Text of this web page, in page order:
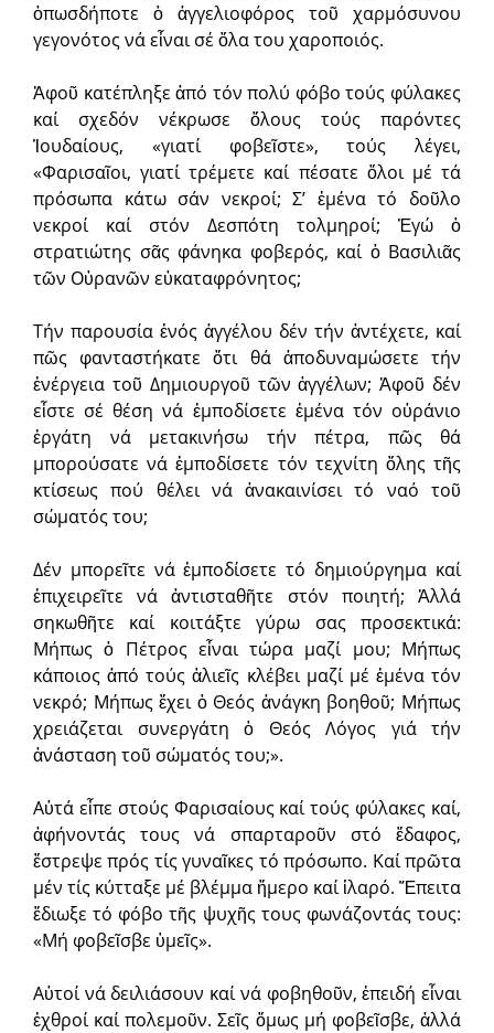
ὁπωσδήποτε ὁ ἀγγελιοφόρος τοῦ χαρμόσυνου
γεγονότος νά εἶναι σέ ὅλα του χαροποιός.
Ἀφοῦ κατέπληξε ἀπό τόν πολύ φόβο τούς φύλακες
καί σχεδόν νέκρωσε ὅλους τούς παρόντες
Ἰουδαίους, «γιατί φοβεῖστε», τούς λέγει,
«Φαρισαῖοι, γιατί τρέμετε καί πέσατε ὅλοι μέ τά
πρόσωπα κάτω σάν νεκροί; Σ’ ἐμένα τό δοῦλο
νεκροί καί στόν Δεσπότη τολμηροί; Ἐγώ ὁ
στρατιώτης σᾶς φάνηκα φοβερός, καί ὁ Βασιλιᾶς
τῶν Οὐρανῶν εὐκαταφρόνητος;
Τήν παρουσία ἑνός ἀγγέλου δέν τήν ἀντέχετε, καί
πῶς φανταστήκατε ὅτι θά ἀποδυναμώσετε τήν
ἐνέργεια τοῦ Δημιουργοῦ τῶν ἀγγέλων; Ἀφοῦ δέν
εἶστε σέ θέση νά ἐμποδίσετε ἐμένα τόν οὐράνιο
ἐργάτη νά μετακινήσω τήν πέτρα, πῶς θά
μπορούσατε νά ἐμποδίσετε τόν τεχνίτη ὅλης τῆς
κτίσεως πού θέλει νά ἀνακαινίσει τό ναό τοῦ
σώματός του;
Δέν μπορεῖτε νά ἐμποδίσετε τό δημιούργημα καί
ἐπιχειρεῖτε νά ἀντισταθῆτε στόν ποιητή; Ἀλλά
σηκωθῆτε καί κοιτάξτε γύρω σας προσεκτικά:
Μήπως ὁ Πέτρος εἶναι τώρα μαζί μου; Μήπως
κάποιος ἀπό τούς ἁλιεῖς κλέβει μαζί μέ ἐμένα τόν
νεκρό; Μήπως ἔχει ὁ Θεός ἀνάγκη βοηθοῦ; Μήπως
χρειάζεται συνεργάτη ὁ Θεός Λόγος γιά τήν
ἀνάσταση τοῦ σώματός του;».
Αὐτά εἶπε στούς Φαρισαίους καί τούς φύλακες καί,
ἀφήνοντάς τους νά σπαρταροῦν στό ἔδαφος,
ἔστρεψε πρός τίς γυναῖκες τό πρόσωπο. Καί πρῶτα
μέν τίς κύτταξε μέ βλέμμα ἥμερο καί ἱλαρό. Ἔπειτα
ἔδιωξε τό φόβο τῆς ψυχῆς τους φωνάζοντάς τους:
«Μή φοβεῖσβε ὑμεῖς».
Αὐτοί νά δειλιάσουν καί νά φοβηθοῦν, ἐπειδή εἶναι
ἐχθροί καί πολεμοῦν. Σεῖς ὅμως μή φοβεῖσβε, ἀλλά